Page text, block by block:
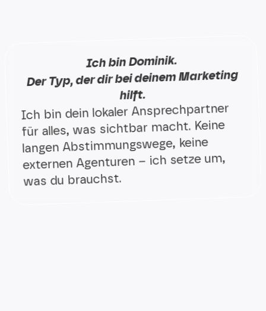
Ich bin Dominik.
Der Typ, der dir bei deinem Marketing
hilft.
Ich bin dein lokaler Ansprech­partner
für alles, was sichtbar macht. Keine
langen Ab­stimm­ungs­­wege, keine
externen Agenturen – ich setze um,
was du brauchst.